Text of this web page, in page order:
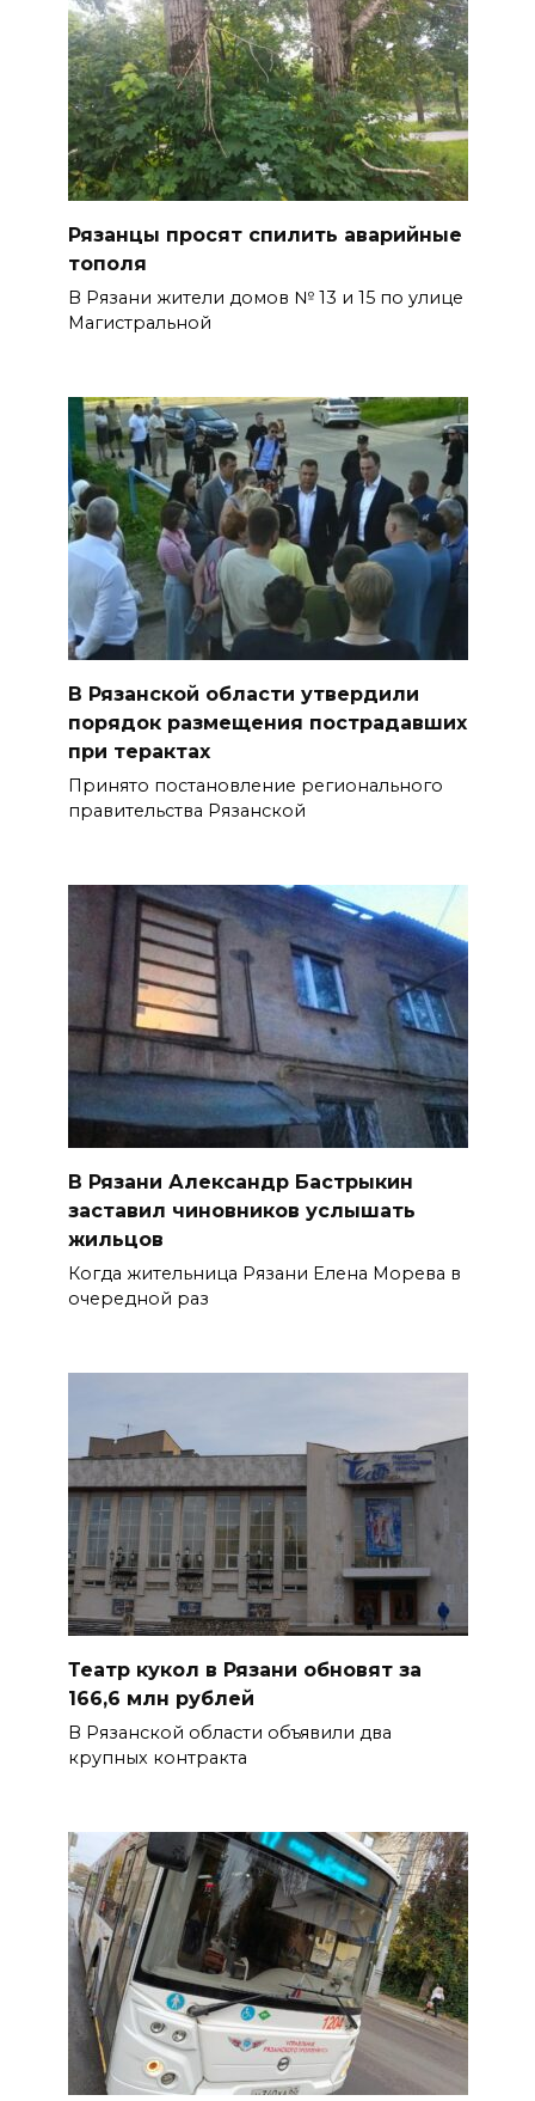
Рязанцы просят спилить аварийные
тополя
В Рязани жители домов № 13 и 15 по улице
Магистральной
В Рязанской области утвердили
порядок размещения пострадавших
при терактах
Принято постановление регионального
правительства Рязанской
В Рязани Александр Бастрыкин
заставил чиновников услышать
жильцов
Когда жительница Рязани Елена Морева в
очередной раз
Театр кукол в Рязани обновят за
166,6 млн рублей
В Рязанской области объявили два
крупных контракта